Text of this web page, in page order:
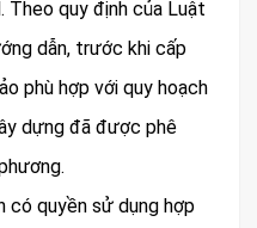
Theo quy định của Luật
dẫn, trước khi cấp
phù hợp với quy hoạch
dựng đã được phê
có quyền sử dụng hợp